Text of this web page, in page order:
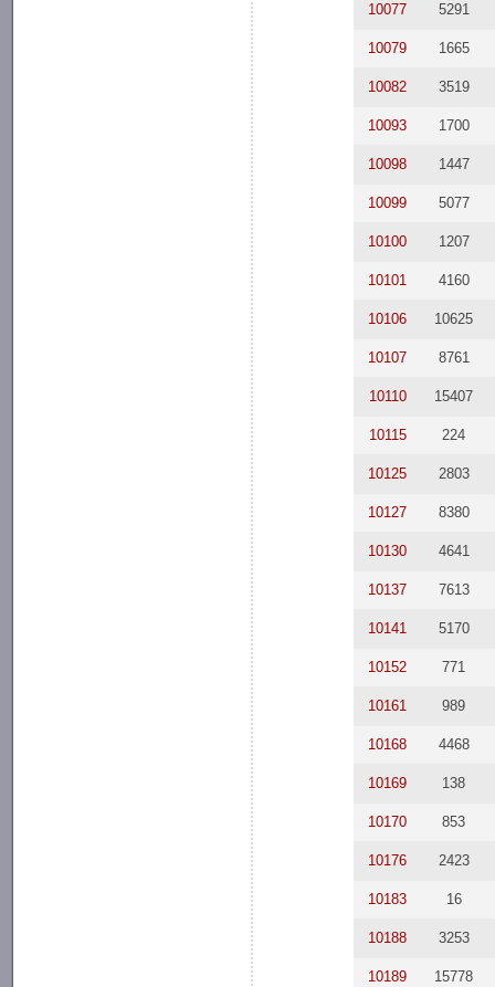
10077 5291
10079 1665
10082 3519
10093 1700
10098 1447
10099 5077
10100 1207
10101 4160
10106 10625
10107 8761
10110 15407
10115 224
10125 2803
10127 8380
10130 4641
10137 7613
10141 5170
10152 771
10161 989
10168 4468
10169 138
10170 853
10176 2423
10183 16
10188 3253
10189 15778